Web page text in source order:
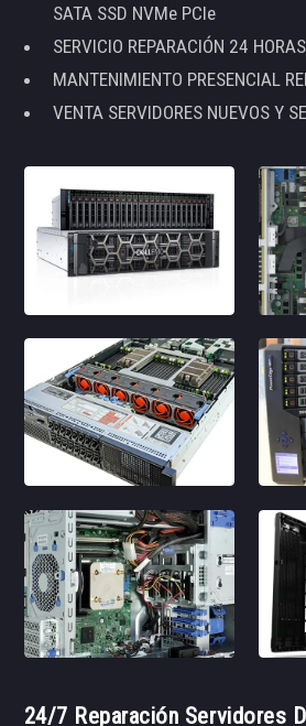
SATA SSD NVMe PCIe
SERVICIO REPARACIÓN 24
MANTENIMIENTO PRESENCIAL
VENTA SERVIDORES NUEVOS Y
24/7 Reparación Servidores